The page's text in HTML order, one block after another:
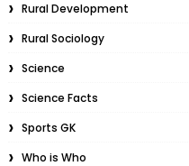
Rural Development
Rural Sociology
Science
Science Facts
Sports GK
Who is Who